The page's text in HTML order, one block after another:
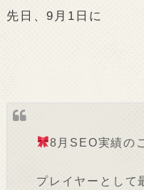
先日、9月1日に
8月SEO実績の
プレイヤーとして